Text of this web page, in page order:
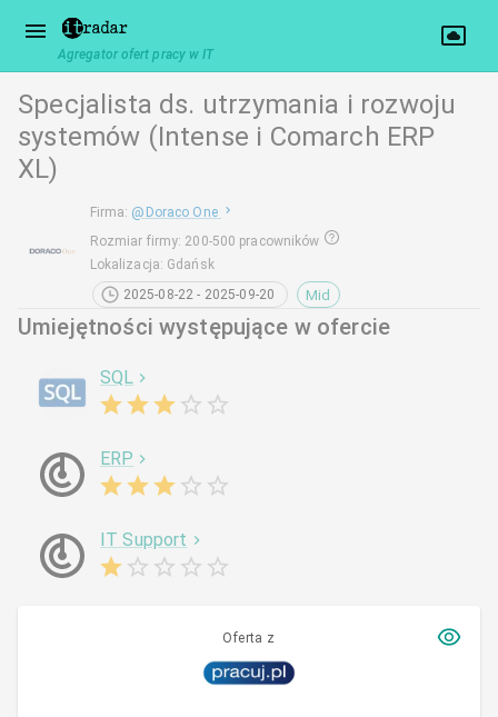
Agregator ofert pracy w IT
Specjalista ds. utrzymania i rozwoju
systemów (Intense i Comarch ERP
XL)
Firma: @ Doraco One
Rozmiar firmy: 200-500 pracowników
Lokalizacja: Gdańsk
2025-08-22 - 2025-09-20
Mid
Umiejętności występujące w ofercie
SQL
ERP
IT Support
Oferta z